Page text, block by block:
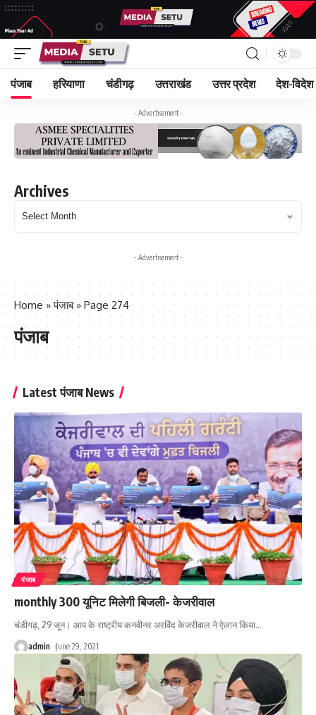
पंजाब हरियाणा चंडीगढ़ उत्तराखंड उत्तर प्रदेश देश-विदेश
- Advertisement -
Archives
- Advertisement -
Home »पंजाब» Page 274
पंजाब
Latest पंजाब News
पंजाब
monthly 300 यूनिट मिलेगी बिजली- केजरीवाल
चंडीगढ़, 29 जून। आप के राष्ट्रीय कनवीनर अरविंद केजरीवाल ने ऐलान किया…
admin June 29, 2021